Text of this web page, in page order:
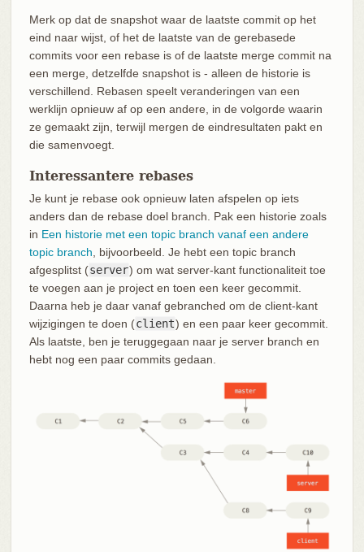
Merk op dat de snapshot waar de laatste commit op het
eind naar wijst, of het de laatste van de gerebasede
commits voor een rebase is of de laatste merge commit na
een merge, detzelfde snapshot is - alleen de historie is
verschillend. Rebasen speelt veranderingen van een
werklijn opnieuw af op een andere, in de volgorde waarin
ze gemaakt zijn, terwijl mergen de eindresultaten pakt en
die samenvoegt.
Interessantere rebases
Je kunt je rebase ook opnieuw laten afspelen op iets
anders dan de rebase doel branch. Pak een historie zoals
in Een historie met een topic branch vanaf een andere
topic branch , bijvoorbeeld. Je hebt een topic branch
afgesplitst (server) om wat server-kant functionaliteit toe
te voegen aan je project en toen een keer gecommit.
Daarna heb je daar vanaf gebranched om de client-kant
wijzigingen te doen (client) en een paar keer gecommit.
Als laatste, ben je teruggegaan naar je server branch en
hebt nog een paar commits gedaan.